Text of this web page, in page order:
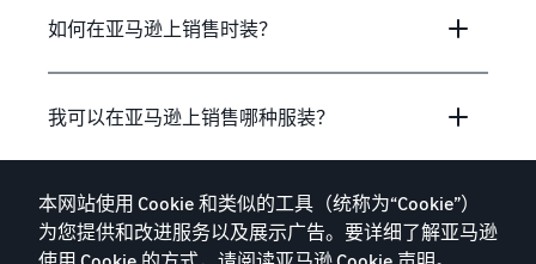
如何在亚马逊上销售时装？
我可以在亚马逊上销售哪种服装？
如何在亚马逊上销售复古或二手服装？
本网站使用 Cookie 和类似的工具（统称为“Cookie”）
为您提供和改进服务以及展示广告。要详细了解亚马逊